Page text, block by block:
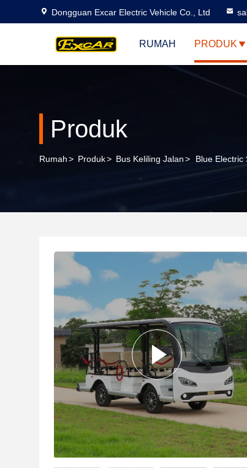
Dongguan Excar Electric Vehicle Co., Ltd
RUMAH PRODUK
Produk
Rumah> Produk> Bus Keliling Jalan> Blue Electric